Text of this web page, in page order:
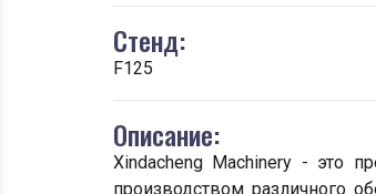
Стенд:
F125
Описание:
Xindacheng Machinery - это
производством различного